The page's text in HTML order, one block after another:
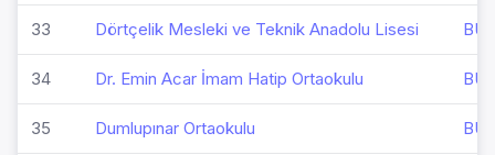
33 Dörtçelik Mesleki ve Teknik Anadolu Lisesi
34 Dr. Emin Acar İmam Hatip Ortaokulu
35 Dumlupınar Ortaokulu